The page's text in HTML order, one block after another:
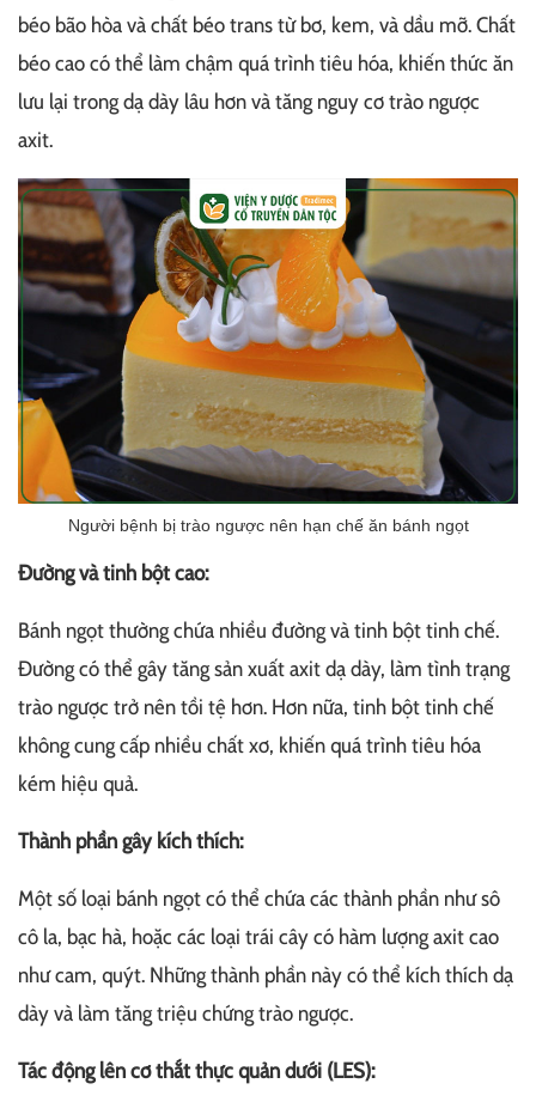
béo bão hòa và chất béo trans từ bơ, kem, và dầu mỡ. Chất
béo cao có thể làm chậm quá trình tiêu hóa, khiến thức ăn
lưu lại trong dạ dày lâu hơn và tăng nguy cơ trào ngược
axit.
Người bệnh bị trào ngược nên hạn chế ăn bánh ngọt
Đường và tinh bột cao:
Bánh ngọt thường chứa nhiều đường và tinh bột tinh chế.
Đường có thể gây tăng sản xuất axit dạ dày, làm tình trạng
trào ngược trở nên tồi tệ hơn. Hơn nữa, tinh bột tinh chế
không cung cấp nhiều chất xơ, khiến quá trình tiêu hóa
kém hiệu quả.
Thành phần gây kích thích:
Một số loại bánh ngọt có thể chứa các thành phần như sô
cô la, bạc hà, hoặc các loại trái cây có hàm lượng axit cao
như cam, quýt. Những thành phần này có thể kích thích dạ
dày và làm tăng triệu chứng trào ngược.
Tác động lên cơ thắt thực quản dưới (LES):